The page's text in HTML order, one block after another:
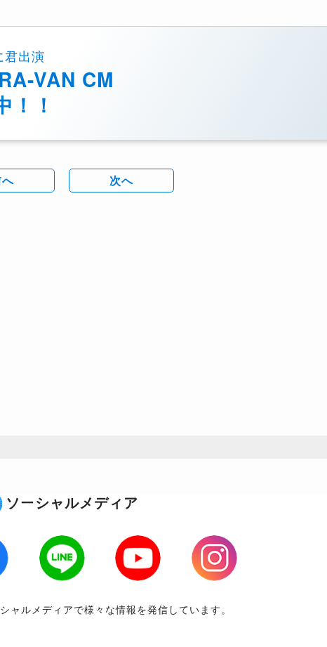
君出演
VAN CM
！！
次へ
ソーシャルメディア
LINE Youtube
Instagram
ャルメディアで様々な情報を発信しています。